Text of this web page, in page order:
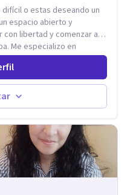
o estas deseando un
espacio abierto y
libertad y comenzar a
en
de mi experiencia
Familias y Parejas con
del estrés,
Retos en la Crianza,
Cuento con más de 12
con niños,